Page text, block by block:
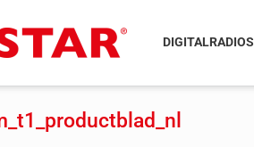
DIGITALRADIOS